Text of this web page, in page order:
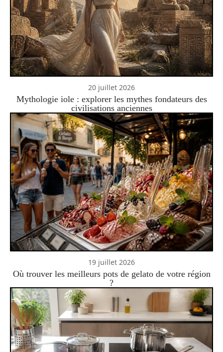
20 juillet 2026
Mythologie iole : explorer les mythes fondateurs des
civilisations anciennes
19 juillet 2026
Où trouver les meilleurs pots de gelato de votre région
?